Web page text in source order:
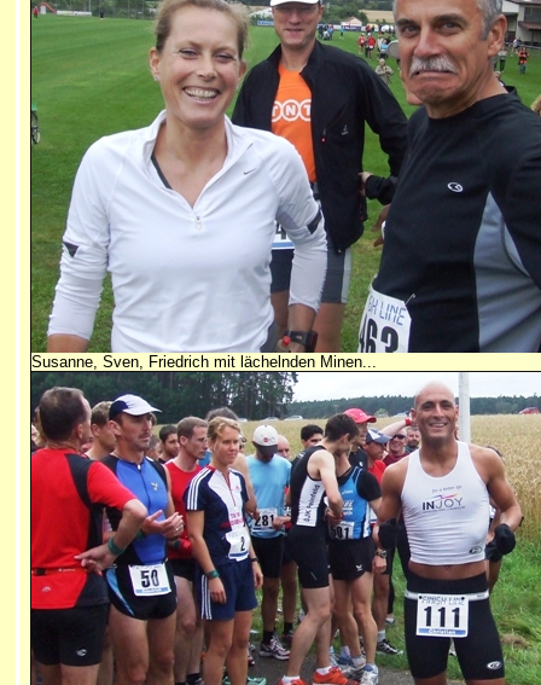
Susanne, Sven, Friedrich mit lächelnden Minen...